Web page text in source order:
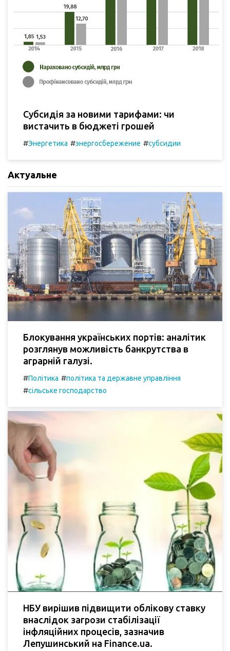
Субсидія за новими тарифами: чи
вистачить в бюджеті грошей
#Энергетика #энергосбережение #субсидии
Актуальне
Блокування українських портів: аналітик
розглянув можливість банкрутства в
аграрній галузі.
#Політика #політика та державне управління
#сільське господарство
НБУ вирішив підвищити облікову ставку
внаслідок загрози стабілізації
інфляційних процесів, зазначив
Лепушинський на Finance.ua.